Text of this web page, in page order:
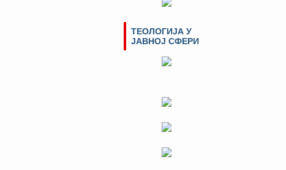
ТЕОЛОГИЈА У
ЈАВНОЈ СФЕРИ